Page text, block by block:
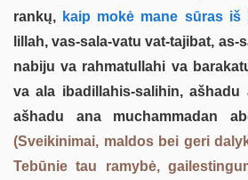
rankų, kaip mokė mane sūras iš
lillah, vas-sala-vatu vat-tajibat, as-
nabiju va rahmatullahi va
va ala ibadillahis-salihin, ašhadu
ašhadu ana muchammadan
(Sveikinimai, maldos bei geri
Tebūnie tau ramybė,